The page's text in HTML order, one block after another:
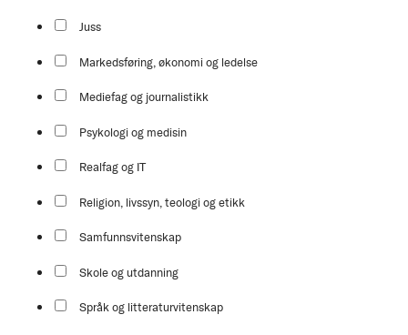
Juss
Markedsføring, økonomi og ledelse
Mediefag og journalistikk
Psykologi og medisin
Realfag og IT
Religion, livssyn, teologi og etikk
Samfunnsvitenskap
Skole og utdanning
Språk og litteraturvitenskap